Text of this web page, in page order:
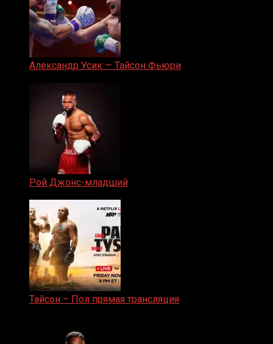
Александр Усик — Тайсон Фьюри
Рой Джонс-младший
Тайсон – Пол прямая трансляция